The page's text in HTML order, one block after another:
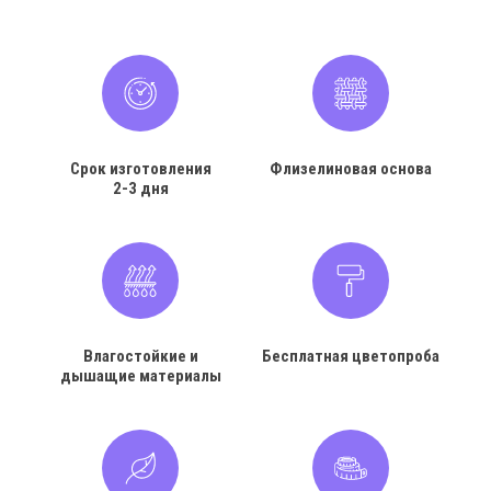
Срок изготовления
2-3 дня
Флизелиновая основа
Влагостойкие и
дышащие материалы
Бесплатная цветопроба